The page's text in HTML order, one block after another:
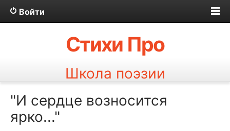
Войти
Стихи Про
Школа поэзии
"И сердце возносится
ярко..."